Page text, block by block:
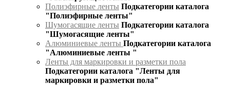
Полиэфирные ленты Подкатегории каталога
"Полиэфирные ленты"
Шумогасящие ленты Подкатегории каталога
"Шумогасящие ленты"
Алюминиевые ленты Подкатегории каталога
"Алюминиевые ленты "
Ленты для маркировки и разметки пола
Подкатегории каталога "Ленты для
маркировки и разметки пола"